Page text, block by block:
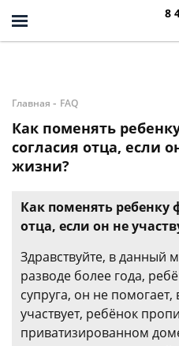
8
Главная - FAQ
Как поменять
согласия отца, если
жизни?
Как поменять ребенку
отца, если он не
Здравствуйте, в данный
разводе более года,
супруга, он не
участвует, ребёнок
приватизированном